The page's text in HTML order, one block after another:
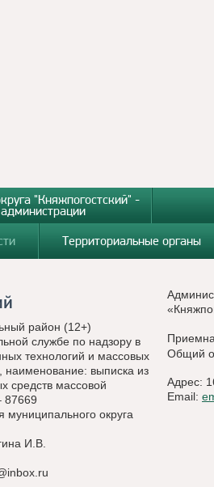
"Княжпогостский" -
Территориальные органы
район (12+)
службе по надзору в
технологий и массовых
наименование: выписка из
средств массовой
округа
И.В.
Общий
Адрес:
Email: